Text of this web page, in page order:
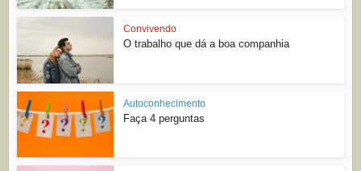
Convivendo
O trabalho que dá a boa companhia
Autoconhecimento
Faça 4 perguntas